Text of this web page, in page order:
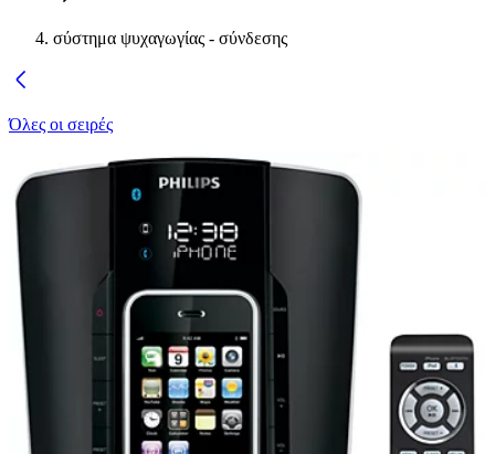
σύστημα ψυχαγωγίας - σύνδεσης
Όλες οι σειρές